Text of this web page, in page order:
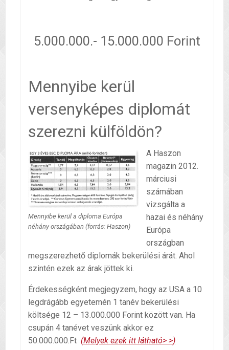
5.000.000.- 15.000.000 Forint
Mennyibe kerül
versenyképes diplomát
szerezni külföldön?
Mennyibe kerül a diploma Európa
néhány országában (forrás: Haszon)
A Haszon
magazin 2012.
márciusi
számában
vizsgálta a
hazai és néhány
Európa
országban
megszerezhető diplomák bekerülési árát. Ahol
szintén ezek az árak jöttek ki.
Érdekességként megjegyzem, hogy az USA a 10
legdrágább egyetemén 1 tanév bekerülési
költsége 12 – 13.000.000 Forint között van. Ha
csupán 4 tanévet veszünk akkor ez
50.000.000.Ft (Melyek ezek itt látható> >)